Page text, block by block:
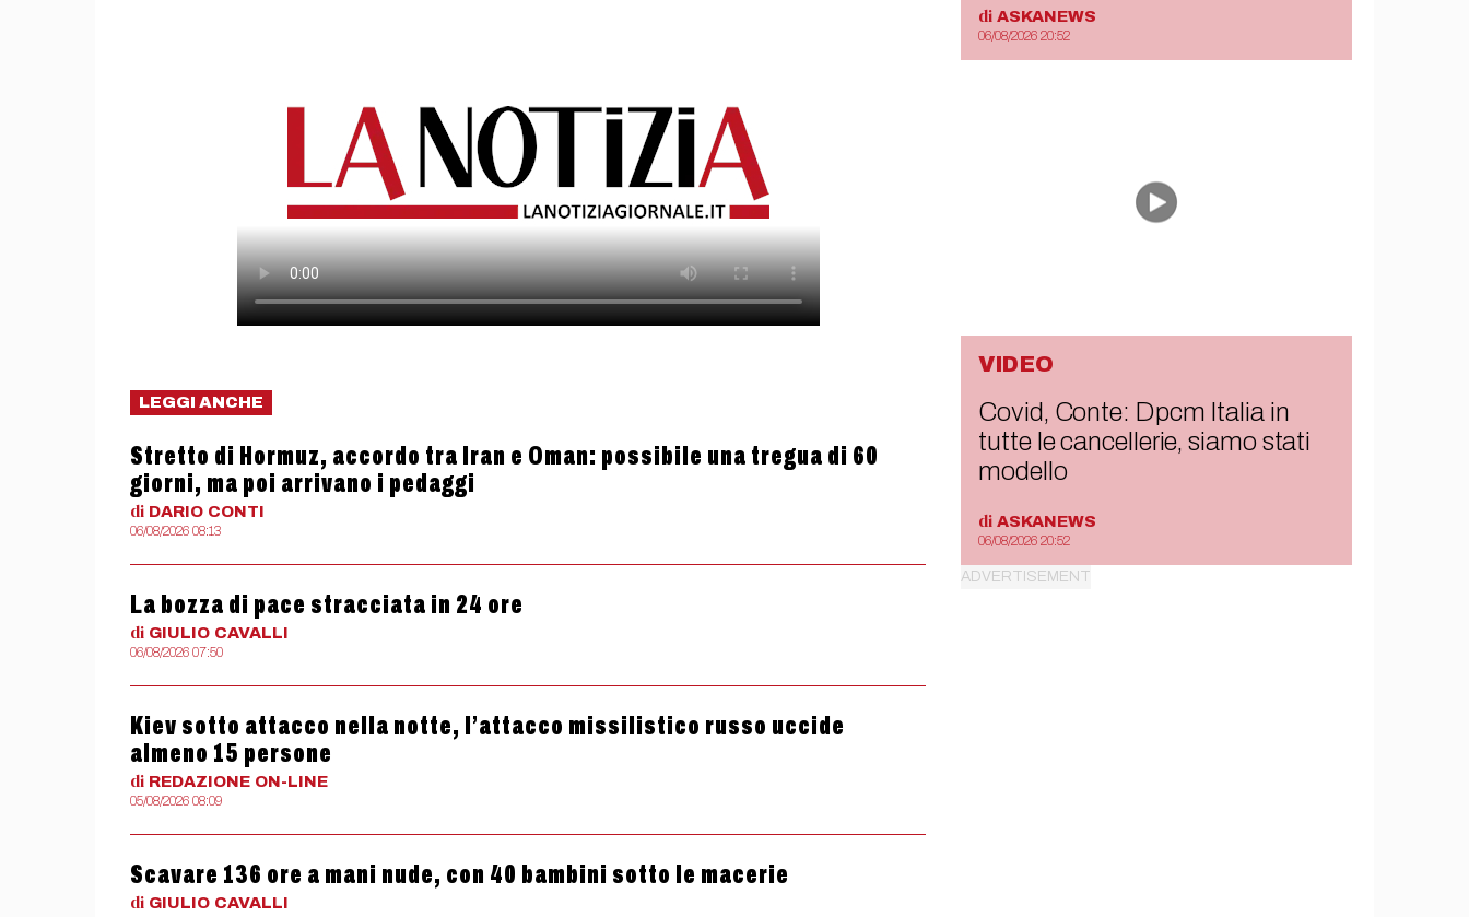
LEGGI ANCHE
Stretto di Hormuz, accordo tra Iran e Oman: possibile una tregua di 60
giorni, ma poi arrivano i pedaggi
di DARIO CONTI
06/08/2026 08:13
La bozza di pace stracciata in 24 ore
di GIULIO CAVALLI
06/08/2026 07:50
Kiev sotto attacco nella notte, l’attacco missilistico russo uccide
almeno 15 persone
di REDAZIONE ON-LINE
05/08/2026 08:09
Scavare 136 ore a mani nude, con 40 bambini sotto le macerie
di GIULIO CAVALLI
di ASKANEWS
06/08/2026 20:52
VIDEO
Covid, Conte: Dpcm Italia in
tutte le cancellerie, siamo stati
modello
di ASKANEWS
06/08/2026 20:52